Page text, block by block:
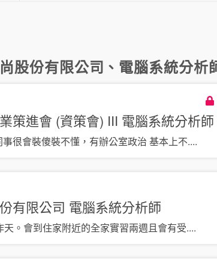
股份有限公司 、 電腦系統分析
策進會 (資策會) III 電腦系統分析師
很會裝傻裝不懂，有辦公室政治 基本上不....
有限公司 電腦系統分析師
。會到住家附近的全家實習兩週且會有受....